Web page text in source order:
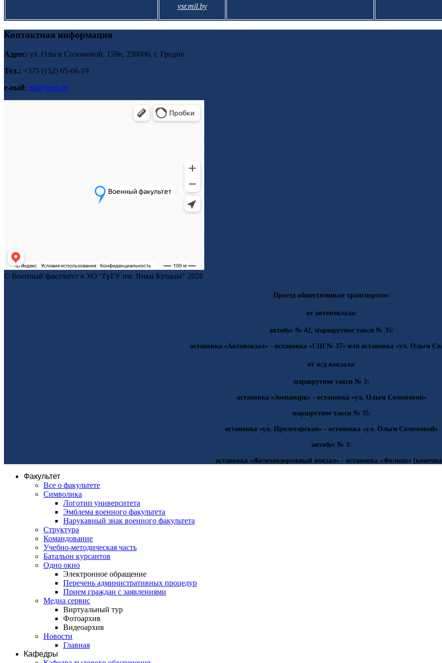
vsr.mil.by
Контактная информация
Адрес: ул. Ольги Соломовой, 159в, 230006, г. Гродно
Тел.: +375 (152) 65-66-19
e-mail: mil@grsu.by
© Военный факультет в УО "ГрГУ им. Янки Купалы" 2026
Проезд общественным транспортом:
от автовокзала:
автобус № 42, маршрутное такси № 35:
остановка «Автовокзал» - остановка «СШ № 37» или остановка «ул. Ольги
от ж/д вокзала:
маршрутное такси № 3:
остановка «Зоопапарк» - остановка «ул. Ольги Соломовой»
маршрутное такси № 35:
остановка «ул. Пролетарская» - остановка «ул. Ольги Соломовой»
автобус № 3:
остановка «Железнодорожный вокзал» - остановка «Фолюш»
Факультет
Все о факультете
Символика
Логотип университета
Эмблема военного факультета
Нарукавный знак военного факультета
Структура
Командование
Учебно-методическая часть
Батальон курсантов
Одно окно
Электронное обращение
Перечень административных процедур
Прием граждан с заявлениями
Медиа сервис
Виртуальный тур
Фотоархив
Видеоархив
Новости
Главная
Кафедры